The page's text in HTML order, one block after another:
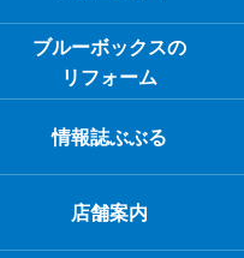
ブルーボックスの
リフォーム
情報誌ぶぶる
店舗案内